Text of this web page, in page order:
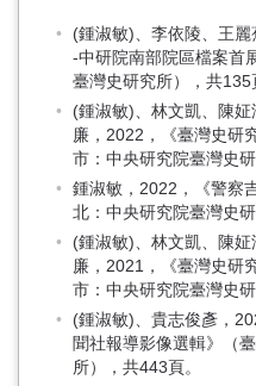
(鍾淑敏)、李依陵、王麗
-中研院南部院區檔案首
臺灣史研究所），共135
(鍾淑敏)、林文凱、陳
廉，2022，《臺灣史研
市：中央研究院臺灣史
鍾淑敏，2022，《警察
北：中央研究院臺灣史
(鍾淑敏)、林文凱、陳
廉，2021，《臺灣史研
市：中央研究院臺灣史
(鍾淑敏)、貴志俊彥，
聞社報導影像選輯》（
所），共443頁。